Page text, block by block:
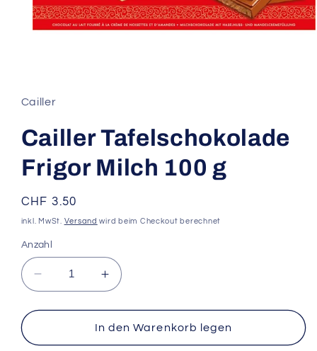
Modal
öffnen
Cailler
Cailler Tafelschokolade
Frigor Milch 100 g
Normaler
Preis
CHF 3.50
inkl. MwSt. Versand wird beim Checkout berechnet
Anzahl
Verringere
die
Menge
Cailler
Erhöhe
die
Menge
für
Cailler
In den Warenkorb legen